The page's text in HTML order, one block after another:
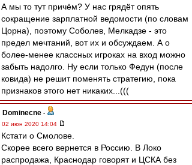
А мы то тут причём? У нас грядёт опять
сокращение зарплатной ведомости (по словам
Цорна), поэтому Соболев, Мелкадзе - это
предел мечтаний, вот их и обсуждаем. А о
более-менее классных игроках на вход можно
забыть надолго. Ну если только Федун (после
ковида) не решит поменять стратегию, пока
признаков этого нет никаких...(((
Dominecne -
02 июн 2020 14:04
Кстати о Смолове.
Скорее всего вернется в Россию. В Локо
распродажа, Краснодар говорят и ЦСКА без